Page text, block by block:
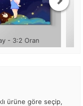
- 3:2 Oran
ürüne göre seçip,